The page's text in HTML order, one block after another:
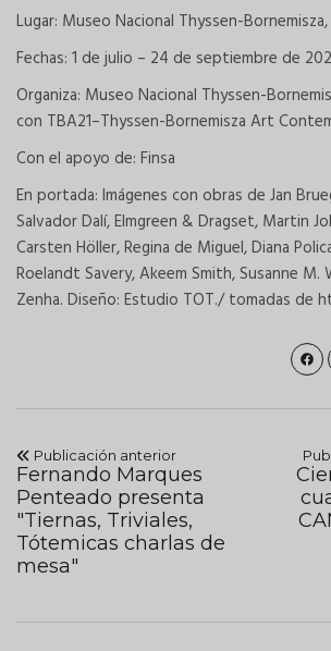
Lugar: Museo Nacional Thyssen-
Fechas: 1 de julio – 24 de septiembre de
Organiza: Museo Nacional Thyssen-
con TBA21–Thyssen-Bornemisza Art
Con el apoyo de: Finsa
En portada: Imágenes con obras de Jan
Salvador Dalí, Elmgreen & Dragset, Martin
Carsten Höller, Regina de Miguel, Diana
Roelandt Savery, Akeem Smith, Susanne M.
Zenha. Diseño: Estudio TOT./ tomadas de
Publicación anterior
Fernando Marques
Penteado presenta
"Tiernas, Triviales,
Tótemicas charlas de
mesa"